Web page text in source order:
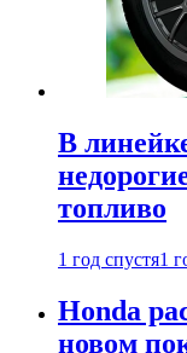
В
топливо
1 год спустя1
Honda
новом